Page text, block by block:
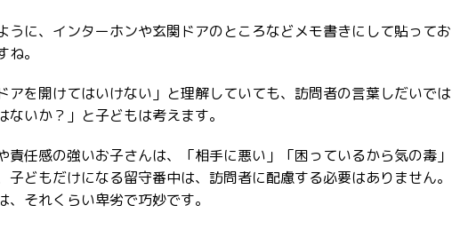
うに、インターホンや玄関ドアのところなどメモ書きにして貼ってお
。
アを開けてはいけない」と理解していても、訪問者の言葉しだいでは
ないか？」と子どもは考えます。
責任感の強いお子さんは、「相手に悪い」「困っているから気の毒」
子どもだけになる留守番中は、訪問者に配慮する必要はありません。
それくらい卑劣で巧妙です。